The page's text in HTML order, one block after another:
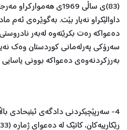
(83)ی ساڵی 1969ی
داوالێكراو نەیار بێت. بەگوێرەی ئەم
دەعواكە رەت بكرێتەوە لەبەر
سەرۆكی پەرلەمانی كوردستان وەك
بەرزكردنەوەی دەعواكە بوونی یاسایی
4- سەرپێچیكردنی دادگەی ئیتیحادی